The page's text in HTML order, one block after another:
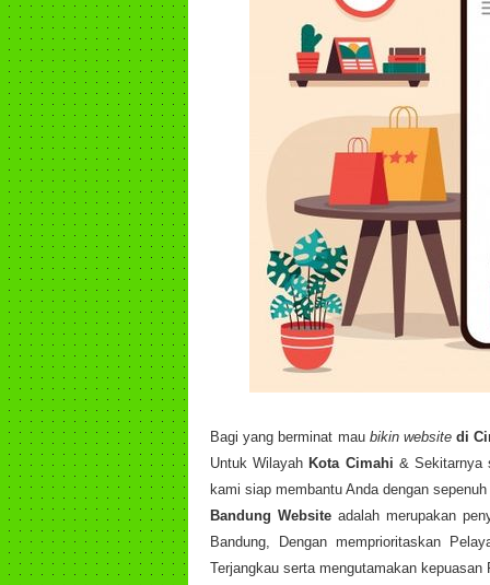
Bagi yang berminat mau bikin website di
Untuk Wilayah Kota Cimahi & Sekitarnya
kami siap membantu Anda dengan
Bandung Websiteadalah merupakan
Bandung, Dengan memprioritaskan
Terjangkau serta mengutamakan kepuasan